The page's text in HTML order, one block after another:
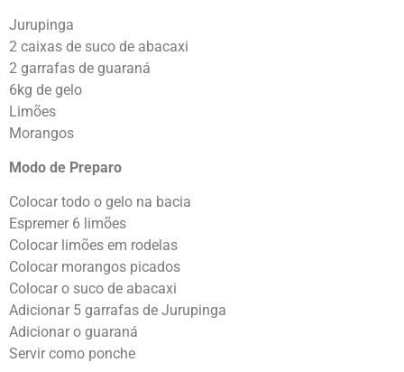
Jurupinga
2 caixas de suco de abacaxi
2 garrafas de guaraná
6kg de gelo
Limões
Morangos
Modo de Preparo
Colocar todo o gelo na bacia
Espremer 6 limões
Colocar limões em rodelas
Colocar morangos picados
Colocar o suco de abacaxi
Adicionar 5 garrafas de Jurupinga
Adicionar o guaraná
Servir como ponche